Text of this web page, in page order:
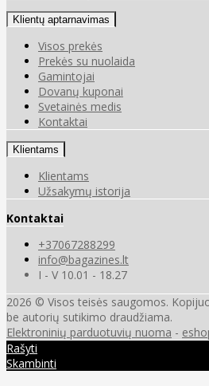
Klientų aptarnavimas
Visos prekės
Prekės su nuolaida
Gamintojai
Dovanų kuponai
Svetainės medis
Kontaktai
Klientams
Klientams
Užsakymų istorija
Kontaktai
+37067288299
info@bagazines.lt
I - V 10.01 - 18.27
2026 © Visos teisės saugomos.
be autorių sutikimo draudžiama.
Elektroninių parduotuvių nuoma -
Rašyti
Skambinti